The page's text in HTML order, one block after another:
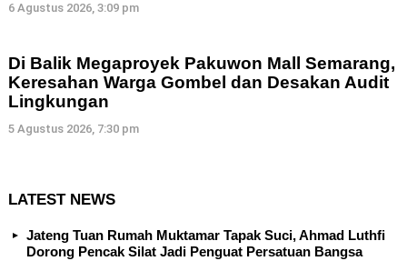
6 Agustus 2026, 3:09 pm
Di Balik Megaproyek Pakuwon Mall Semarang,
Keresahan Warga Gombel dan Desakan Audit
Lingkungan
5 Agustus 2026, 7:30 pm
LATEST NEWS
Jateng Tuan Rumah Muktamar Tapak Suci, Ahmad Luthfi
Dorong Pencak Silat Jadi Penguat Persatuan Bangsa